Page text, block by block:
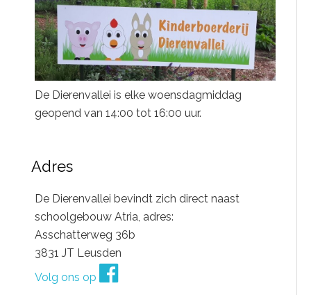
De Dierenvallei is elke woensdagmiddag
geopend van 14:00 tot 16:00 uur.
Adres
De Dierenvallei bevindt zich direct naast
schoolgebouw Atria, adres:
Asschatterweg 36b
3831 JT Leusden
Volg ons op